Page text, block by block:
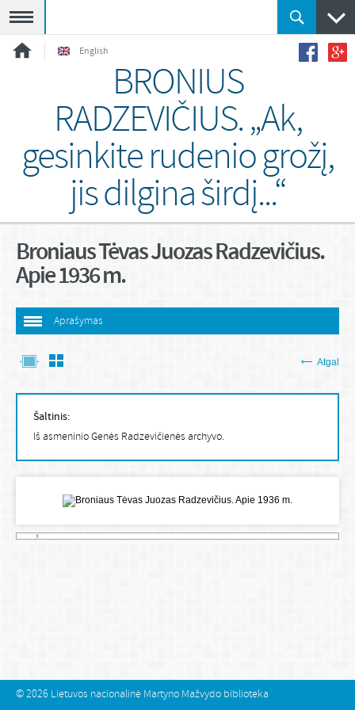
English
BRONIUS
RADZEVIČIUS. „Ak,
gesinkite rudenio grožį,
jis dilgina širdį...“
Broniaus Tėvas Juozas Radzevičius.
Apie 1936 m.
Aprašymas
Atgal
Šaltinis:
Iš asmeninio Genės Radzevičienės archyvo.
© 2026 Lietuvos nacionalinė Martyno Mažvydo biblioteka